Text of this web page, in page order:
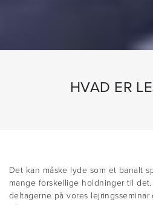
HVAD ER
Det kan måske lyde som et banalt
mange forskellige holdninger til
deltagerne på vores